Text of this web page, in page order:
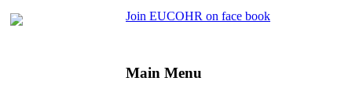
Join EUCOHR on face book
Main Menu